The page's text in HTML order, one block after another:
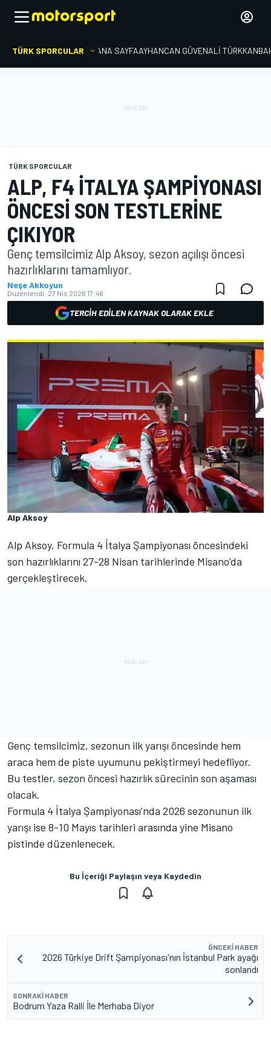
TÜRK SPORCULAR ANA SAYFAAYHANCAN GÜVENALI TÜRKKAN
TÜRK SPORCULAR
ALP, F4 İTALYA ŞAMPIYONASI
ÖNCESI SON TESTLERINE
ÇIKIYOR
Genç temsilcimiz Alp Aksoy, sezon açılışı öncesi
hazırlıklarını tamamlıyor.
Neşe Akkoyun
Düzenlendi: 27 Nis 2026 17:46
TERCIH EDILEN KAYNAK OLARAK EKLE
Alp Aksoy
Alp Aksoy, Formula 4 İtalya Şampiyonası öncesindeki
son hazırlıklarını 27-28 Nisan tarihlerinde Misano’da
gerçekleştirecek.
Genç temsilcimiz, sezonun ilk yarışı öncesinde hem
araca hem de piste uyumunu pekiştirmeyi hedefliyor.
Bu testler, sezon öncesi hazırlık sürecinin son aşaması
olacak.
Formula 4 İtalya Şampiyonası’nda 2026 sezonunun ilk
yarışı ise 8-10 Mayıs tarihleri arasında yine Misano
pistinde düzenlenecek.
Bu İçeriği Paylaşın veya Kaydedin
ÖNCEKI HABER
2026 Türkiye Drift Şampiyonası'nın İstanbul Park ayağı
sonlandı
SONRAKI HABER
Bodrum Yaza Ralli İle Merhaba Diyor